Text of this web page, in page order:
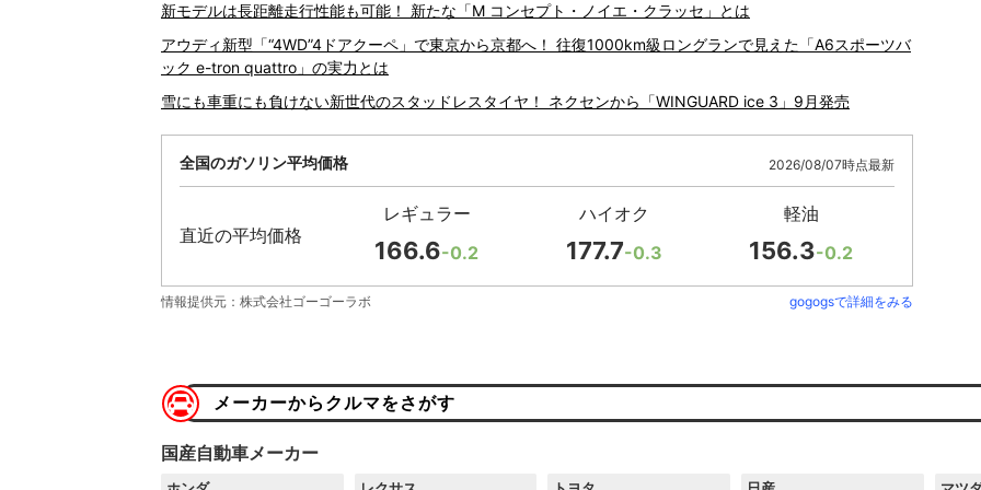
新モデルは長距離走行性能も可能！ 新たな「M コンセプト・ノイエ・クラッセ」とは
アウディ新型「“4WD”4ドアクーペ」で東京から京都へ！ 往復1000km級ロングランで見えた「A6スポーツバ
ック e-tron quattro」の実力とは
雪にも車重にも負けない新世代のスタッドレスタイヤ！ ネクセンから「WINGUARD ice 3」9月発売
全国のガソリン平均価格 2026/08/07時点最新
直近の平均価格
レギュラー
166.6-0.2
ハイオク
177.7-0.3
軽油
156.3-0.2
情報提供元：株式会社ゴーゴーラボ gogogsで詳細をみる
メーカーからクルマをさがす
国産自動車メーカー